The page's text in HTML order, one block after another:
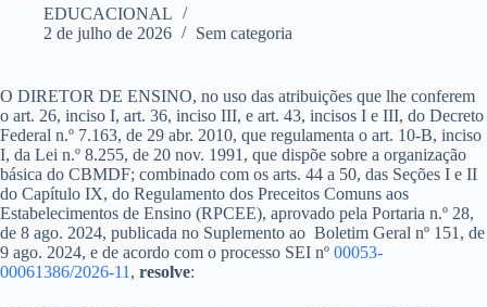
EDUCACIONAL
2 de julho de 2026
Sem categoria
O DIRETOR DE ENSINO, no uso das atribuições que lhe conferem
o art. 26, inciso I, art. 36, inciso III, e art. 43, incisos I e III, do Decreto
Federal n.º 7.163, de 29 abr. 2010, que regulamenta o art. 10-B, inciso
I, da Lei n.º 8.255, de 20 nov. 1991, que dispõe sobre a organização
básica do CBMDF; combinado com os arts. 44 a 50, das Seções I e II
do Capítulo IX, do Regulamento dos Preceitos Comuns aos
Estabelecimentos de Ensino (RPCEE), aprovado pela Portaria n.º 28,
de 8 ago. 2024, publicada no Suplemento ao Boletim Geral nº 151, de
9 ago. 2024, e de acordo com o processo SEI nº 00053-
00061386/2026-11, resolve: